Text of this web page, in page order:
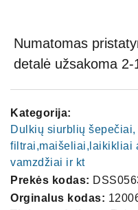
Numatomas
detalė užsakoma 2-
Kategorija:
Dulkių siurblių šepečiai,
filtrai,maišeliai,laikikliai
vamzdžiai ir kt
Prekės kodas:
Orginalus kodas: